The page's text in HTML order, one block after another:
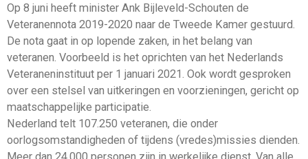
Op 8 juni heeft minister Ank Bijleveld-Schouten de
Veteranennota 2019-2020 naar de Tweede Kamer gestuurd.
De nota gaat in op lopende zaken, in het belang van
veteranen. Voorbeeld is het oprichten van het Nederlands
Veteraneninstituut per 1 januari 2021. Ook wordt gesproken
over een stelsel van uitkeringen en voorzieningen, gericht op
maatschappelijke participatie.
Nederland telt 107.250 veteranen, die onder
oorlogsomstandigheden of tijdens (vredes)missies dienden.